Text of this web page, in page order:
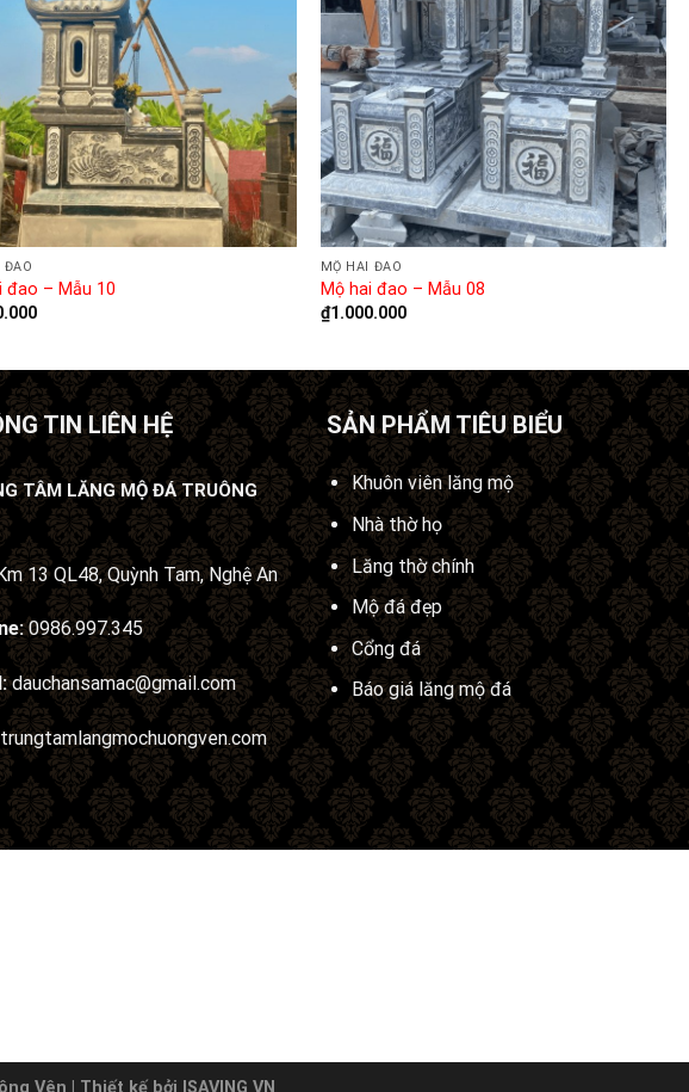
ĐAO
đao – Mẫu 10
MỘ HAI ĐAO
Mộ hai đao – Mẫu 08
₫1.000.000
TIN LIÊN HỆ
TÂM LĂNG MỘ ĐÁ TRUÔNG
13 QL48, Quỳnh Tam, Nghệ An
0986.997.345
dauchansamac@gmail.com
SẢN PHẨM TIÊU BIỂU
Khuôn viên lăng mộ
Nhà thờ họ
Lăng thờ chính
Mộ đá đẹp
Cổng đá
Báo giá lăng mộ đá
Vên | Thiết kế bởi ISAVING VN